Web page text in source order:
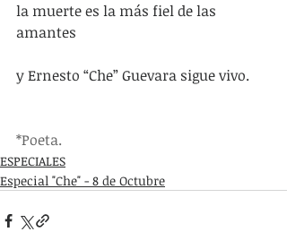
la muerte es la más fiel de las
amantes
y Ernesto “Che” Guevara sigue vivo.
*Poeta.
ESPECIALES
Especial "Che" - 8 de Octubre